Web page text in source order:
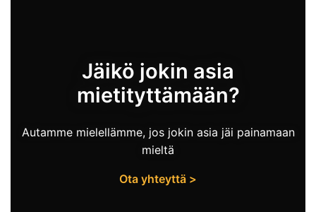
Jäikö jokin asia
mietityttämään?
Autamme mielellämme, jos jokin asia jäi painamaan
mieltä
Ota yhteyttä >